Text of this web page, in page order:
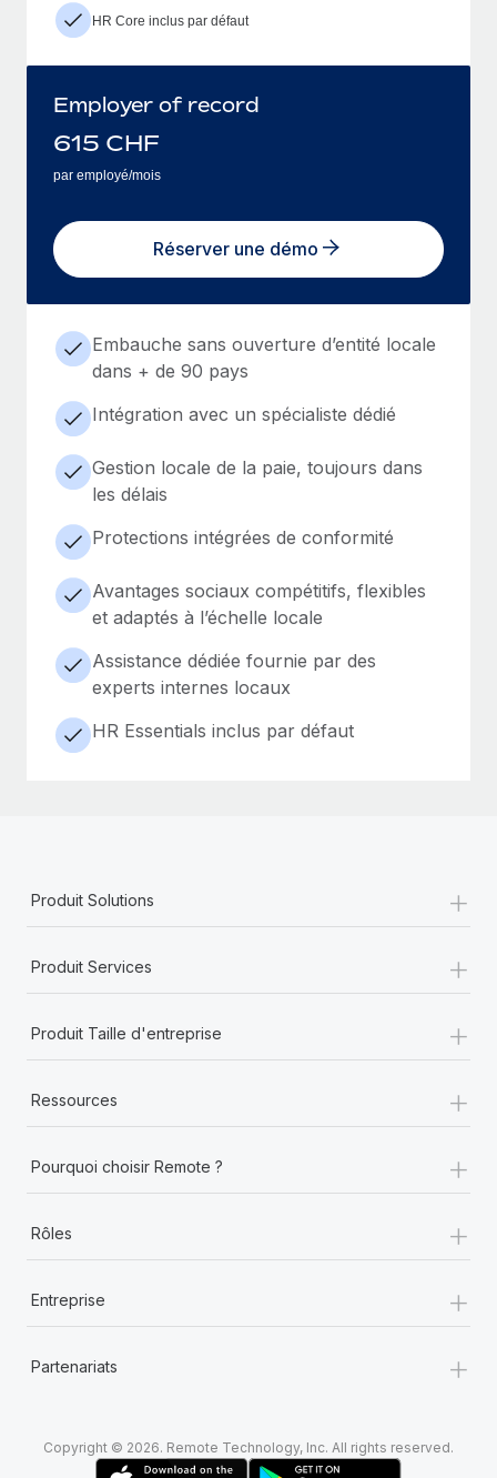
HR Core inclus par défaut
Employer of record
615 CHF
par employé/mois
Réserver une démo
Embauche sans ouverture d’entité locale
dans + de 90 pays
Intégration avec un spécialiste dédié
Gestion locale de la paie, toujours dans
les délais
Protections intégrées de conformité
Avantages sociaux compétitifs, flexibles
et adaptés à l’échelle locale
Assistance dédiée fournie par des
experts internes locaux
HR Essentials inclus par défaut
Produit Solutions +
Produit Services +
Produit Taille d'entreprise +
Ressources +
Pourquoi choisir Remote ? +
Rôles +
Entreprise +
Partenariats +
Copyright © 2026. Remote Technology, Inc. All rights reserved.